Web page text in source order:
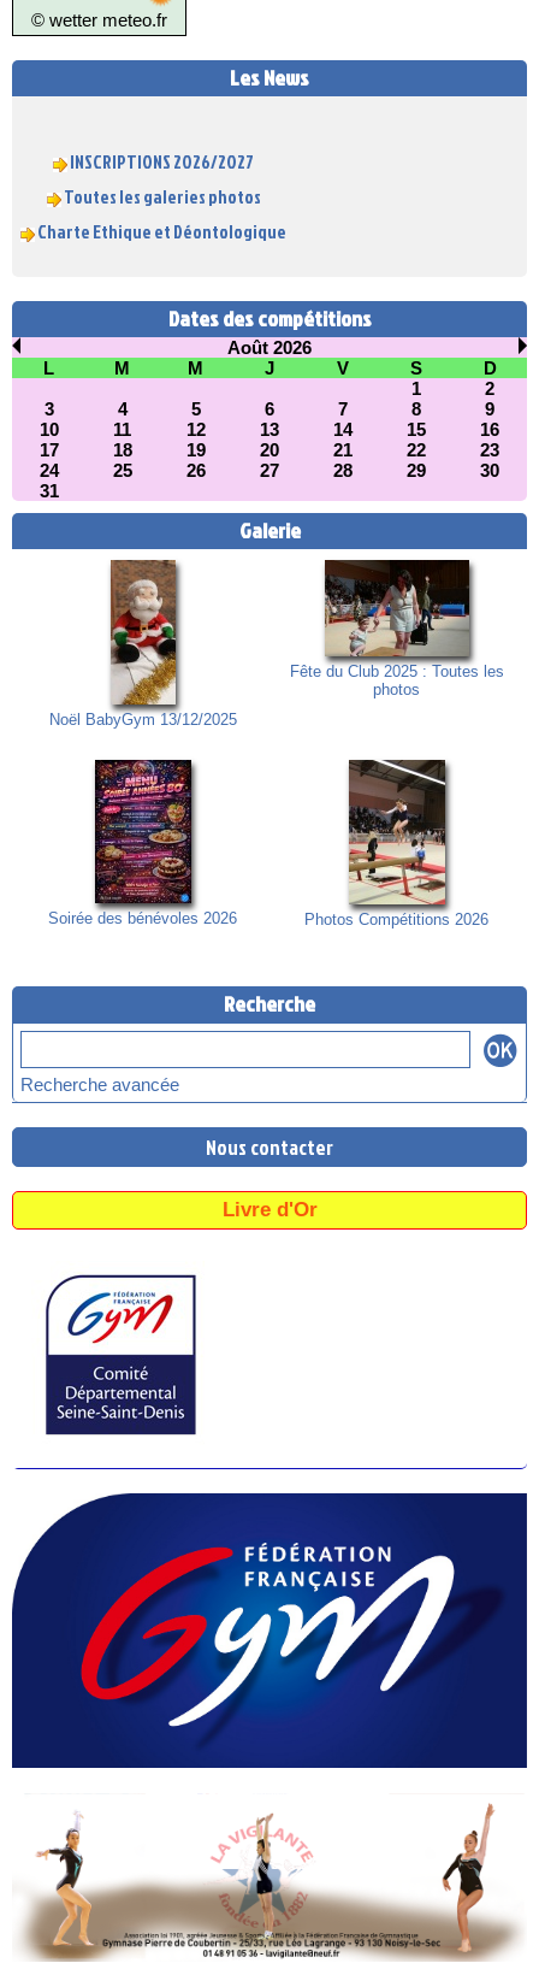
© wetter meteo.fr
Les News
INSCRIPTIONS 2026/2027
Toutes les galeries photos
Charte Ethique et Déontologique
Dates des compétitions
Août 2026
L
M M J V S
D
1
2
3
4 5 6 7 8
9
10
11 12 13 14 15
16
17
18 19 20 21 22
23
24
25 26 27 28 29
30
31
Galerie
Noël BabyGym 13/12/2025
Fête du Club 2025 : Toutes les
photos
Soirée des bénévoles 2026 Photos Compétitions 2026
Recherche
Recherche avancée
Nous contacter
Livre d'Or